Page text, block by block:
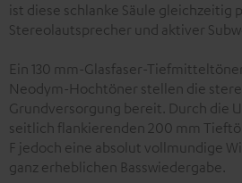
ist diese schlanke Säule gleichzeitig
Stereolautsprecher und aktiver
Ein 130 mm-Glasfaser-
Neodym-Hochtöner stellen die
Grundversorgung bereit. Durch die
seitlich flankierenden 200 mm
F jedoch eine absolut vollmundige
ganz erheblichen Basswiedergabe.